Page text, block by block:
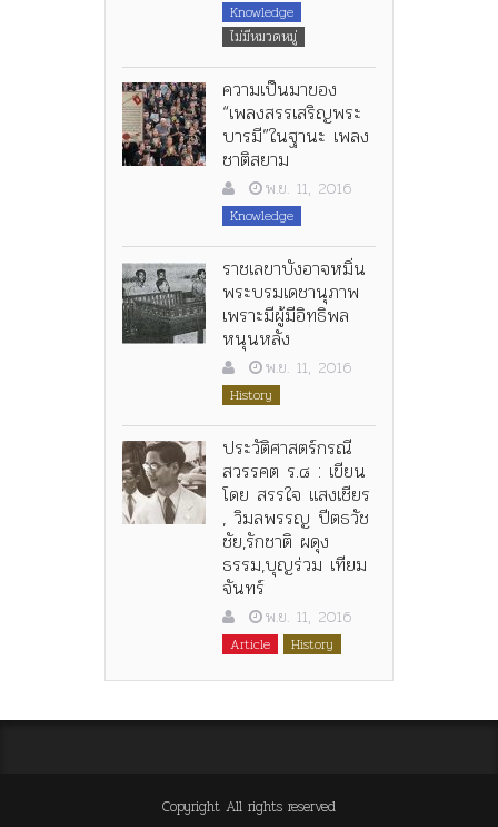
Knowledge
ไม่มีหมวดหมู่
ความเป็นมาของ
“เพลงสรรเสริญพระ
บารมี”ในฐานะ เพลง
ชาติสยาม
พ.ย. 11, 2016
Knowledge
ราชเลขาบังอาจหมิ่น
พระบรมเดชานุภาพ
เพราะมีผู้มีอิทธิพล
หนุนหลัง
พ.ย. 11, 2016
History
ประวัติศาสตร์กรณี
สวรรคต ร.๘ : เขียน
โดย สรรใจ แสงเชียร
, วิมลพรรญ ปีตธวัช
ชัย,รักชาติ ผดุง
ธรรม,บุญร่วม เทียม
จันทร์
พ.ย. 11, 2016
Article History
Copyright All rights reserved